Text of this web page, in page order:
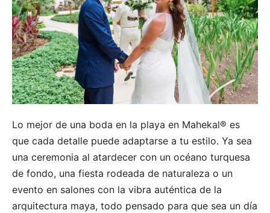
Lo mejor de una boda en la playa en Mahekal® es
que cada detalle puede adaptarse a tu estilo. Ya sea
una ceremonia al atardecer con un océano turquesa
de fondo, una fiesta rodeada de naturaleza o un
evento en salones con la vibra auténtica de la
arquitectura maya, todo pensado para que sea un día